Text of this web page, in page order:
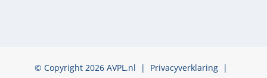
© Copyright 2026 AVPL.nl | Privacyverklaring |